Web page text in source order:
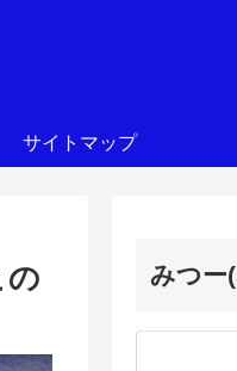
サイトマップ
の
みつー